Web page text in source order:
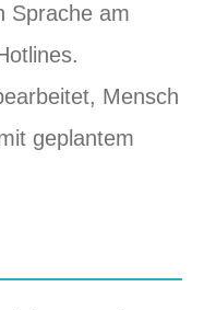
Sprache am
Mensch
geplantem